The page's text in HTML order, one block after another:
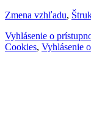
Zmena vzhľadu,
Vyhlásenie o
Cookies, Vyhlásenie